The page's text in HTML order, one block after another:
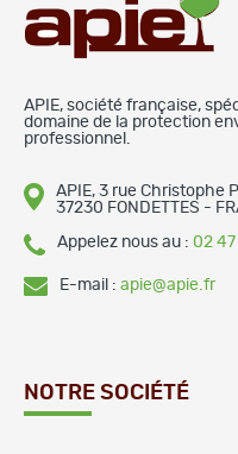
APIE, société française,
domaine de la protection
professionnel.
APIE, 3 rue Christophe
37230 FONDETTES -
Appelez nous au : 02 47
E-mail : apie@apie.fr
NOTRE SOCIÉTÉ